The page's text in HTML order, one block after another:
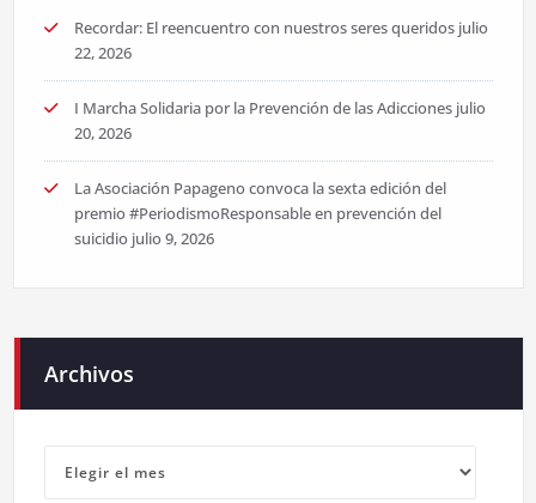
Recordar: El reencuentro con nuestros seres queridos julio
22, 2026
I Marcha Solidaria por la Prevención de las Adicciones julio
20, 2026
La Asociación Papageno convoca la sexta edición del
premio #PeriodismoResponsable en prevención del
suicidio julio 9, 2026
Archivos